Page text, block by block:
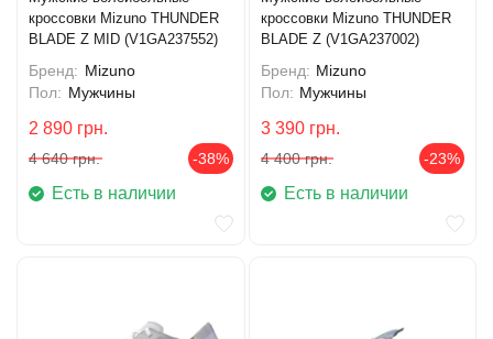
кроссовки Mizuno THUNDER
BLADE Z MID (V1GA237552)
Бренд: Mizuno
Пол: Мужчины
2 890 грн.
4 640 грн. -38%
Есть в наличии
кроссовки Mizuno THUNDER
BLADE Z (V1GA237002)
Бренд: Mizuno
Пол: Мужчины
3 390 грн.
4 400 грн. -23%
Есть в наличии